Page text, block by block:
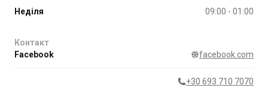
Неділя 09:00 - 01:00
Контакт
Facebook
facebook.com
+30 693 710 7070